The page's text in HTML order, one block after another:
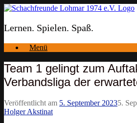
Zum
springen
Lernen. Spielen. Spaß.
Menü
Team 1 gelingt zum
Verbandsliga der
Veröffentlicht am 5. September 20235.
Holger Akstinat